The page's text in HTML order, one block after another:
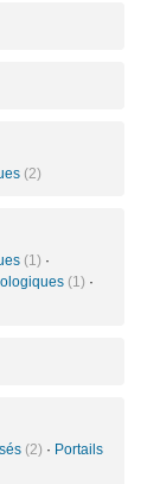
(2)
(1) ·
(1) ·
(2) · Portails